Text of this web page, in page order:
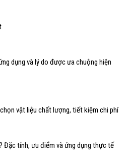
dụng và lý do được ưa chuộng hiện
vật liệu chất lượng, tiết kiệm chi phí
Đặc tính, ưu điểm và ứng dụng thực tế